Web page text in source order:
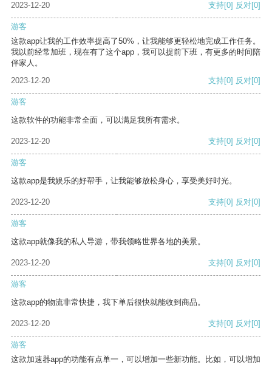
2023-12-20
支持[0] 反对[0]
游客
这款app让我的工作效率提高了50%，让我能够更轻松地完成工作任务。
我以前经常加班，现在有了这个app，我可以提前下班，有更多的时间陪
伴家人。
2023-12-20
支持[0] 反对[0]
游客
这款软件的功能非常全面，可以满足我所有需求。
2023-12-20 支持[0] 反对[0]
游客
这款app是我娱乐的好帮手，让我能够放松身心，享受美好时光。
2023-12-20 支持[0] 反对[0]
游客
这款app就像我的私人导游，带我领略世界各地的美景。
2023-12-20 支持[0] 反对[0]
游客
这款app的物流非常快捷，我下单后很快就能收到商品。
2023-12-20 支持[0] 反对[0]
游客
这款加速器app的功能有点单一，可以增加一些新功能。比如，可以增加